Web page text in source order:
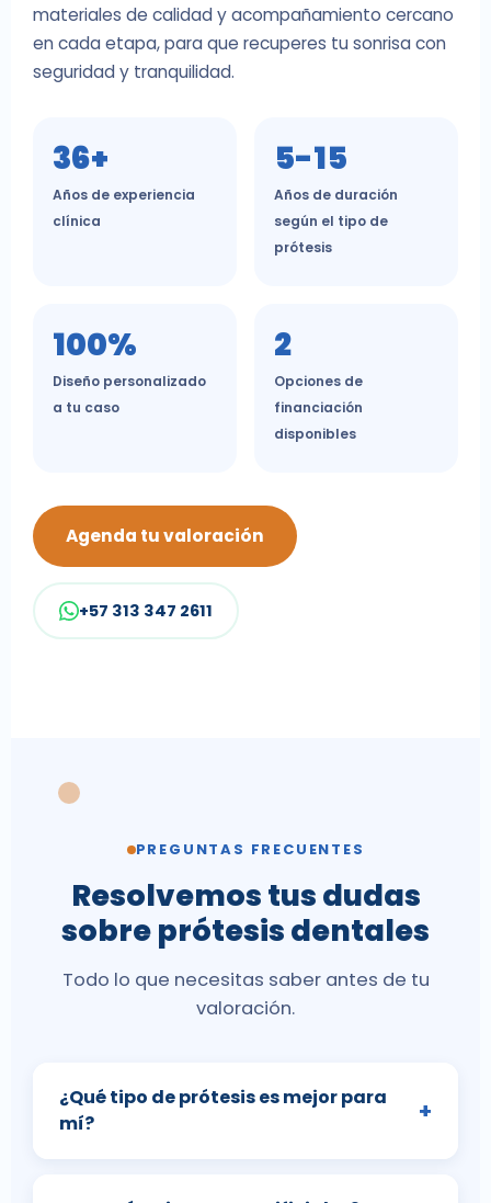
materiales de calidad y acompañamiento cercano
en cada etapa, para que recuperes tu sonrisa con
seguridad y tranquilidad.
36+
Años de experiencia
clínica
5-15
Años de duración
según el tipo de
prótesis
100%
Diseño personalizado
a tu caso
2
Opciones de
financiación
disponibles
Agenda tu valoración
+57 313 347 2611
PREGUNTAS FRECUENTES
Resolvemos tus dudas
sobre prótesis dentales
Todo lo que necesitas saber antes de tu
valoración.
¿Qué tipo de prótesis es mejor para
mí?
+